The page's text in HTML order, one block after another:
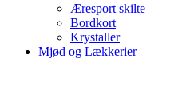
Æresport skilte
Bordkort
Krystaller
Mjød og Lækkerier